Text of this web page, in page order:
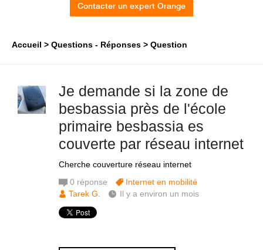
Contacter un expert Orange
Accueil Questions - Réponses Question
Je demande si la zone de
besbassia près de l'école
primaire besbassia es
couverte par réseau internet
Cherche couverture réseau internet
0 réponse
Internet en mobilité
Tarek G.
Il y a environ un mois